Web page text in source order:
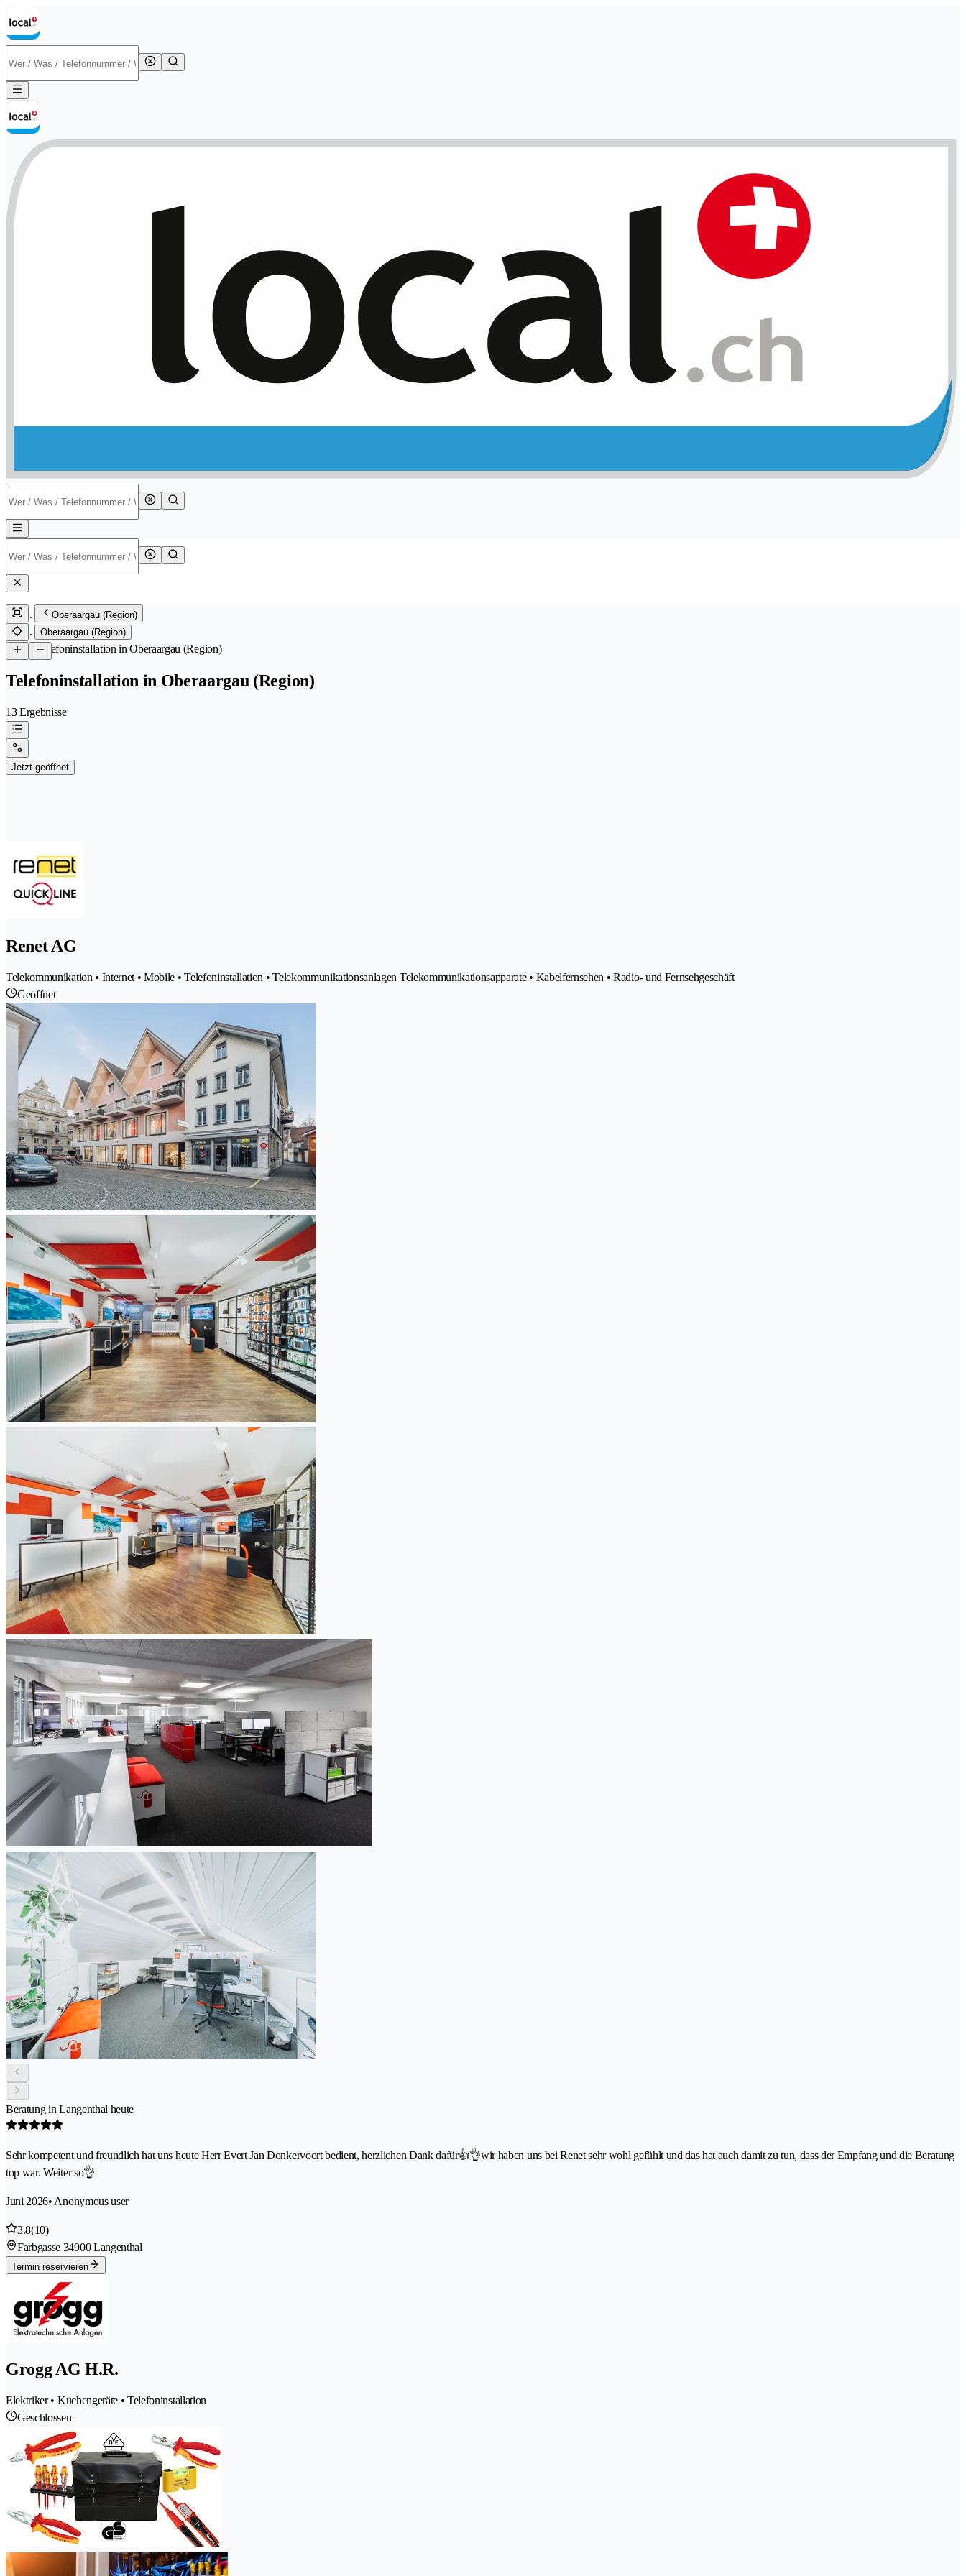
Oberaargau (Region)
Oberaargau (Region)
/Telefoninstallation in Oberaargau (Region)
Telefoninstallation in Oberaargau (Region)
13 Ergebnisse
Jetzt geöffnet
Renet AG
Telekommunikation • Internet • Mobile • Telefoninstallation • Telekommunikationsanlagen Telekommunikationsapparate • Kabelfernsehen • Radio- und Fernsehgeschäft
Geöffnet
Beratung in Langenthal heute
Sehr kompetent und freundlich hat uns heute Herr Evert Jan Donkervoort bedient, herzlichen Dank dafür👍👌wir haben uns bei Renet sehr wohl gefühlt und das hat auch damit zu tun, dass der Empfang und die Beratung
top war. Weiter so👌
Juni 2026• Anonymous user
3.8(10)
Farbgasse 34900 Langenthal
Termin reservieren
Grogg AG H.R.
Elektriker • Küchengeräte • Telefoninstallation
Geschlossen